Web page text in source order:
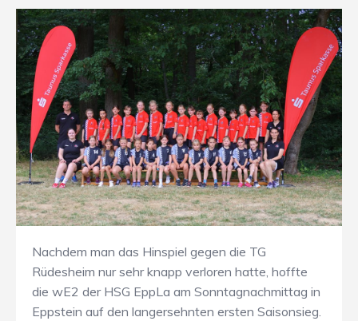
Nachdem man das Hinspiel gegen die TG
Rüdesheim nur sehr knapp verloren hatte, hoffte
die wE2 der HSG EppLa am Sonntagnachmittag in
Eppstein auf den langersehnten ersten Saisonsieg.